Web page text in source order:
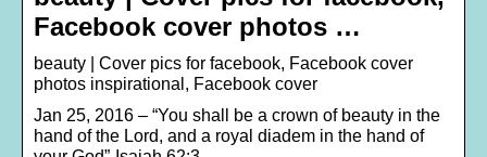
Facebook cover photos …
beauty | Cover pics for facebook, Facebook cover
photos inspirational, Facebook cover
Jan 25, 2016 – “You shall be a crown of beauty in the
hand of the Lord, and a royal diadem in the hand of